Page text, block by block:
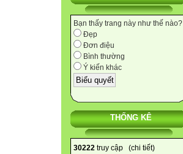
Bạn thấy trang này như thế nào?
Đẹp
Đơn điệu
Bình thường
Ý kiến khác
THỐNG KÊ
30222 truy cập (chi tiết)